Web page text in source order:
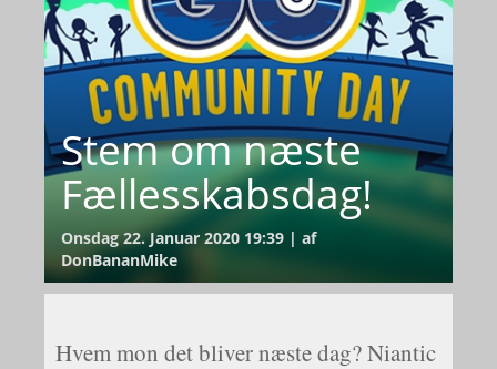
Stem om næste
Fællesskabsdag!
Onsdag 22. Januar 2020 19:39 | af
DonBananMike
Hvem mon det bliver næste dag? Niantic